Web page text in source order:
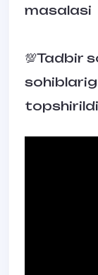
masalasi
💯Tadbir